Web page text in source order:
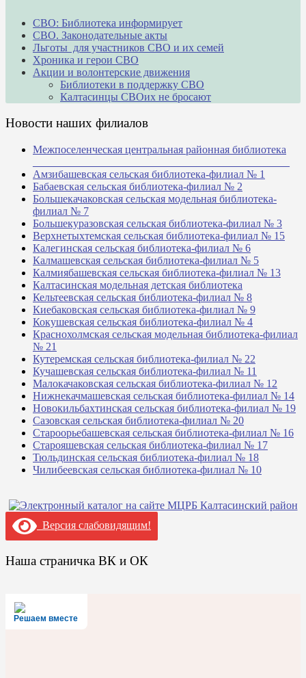
СВО: Библиотека информирует
СВО. Законодательные акты
Льготы для участников СВО и их семей
Хроника и герои СВО
Акции и волонтерские движения
Библиотеки в поддержку СВО
Калтасинцы СВОих не бросают
Новости наших филиалов
Межпоселенческая центральная районная библиотека
Амзибашевская сельская библиотека-филиал № 1
Бабаевская сельская библиотека-филиал № 2
Большекачаковская сельская модельная библиотека-
филиал № 7
Большекуразовская сельская библиотека-филиал № 3
Верхнетыхтемская сельская библиотека-филиал № 15
Калегинская сельская библиотека-филиал № 6
Калмашевская сельская библиотека-филиал № 5
Калмиябашевская сельская библиотека-филиал № 13
Калтасинская модельная детская библиотека
Кельтеевская сельская библиотека-филиал № 8
Киебаковская сельская библиотека-филиал № 9
Кокушевская сельская библиотека-филиал № 4
Краснохолмская сельская модельная библиотека-филиал
№ 21
Кутеремская сельская библиотека-филиал № 22
Кучашевская сельская библиотека-филиал № 11
Малокачаковская сельская библиотека-филиал № 12
Нижнекачмашевская сельская библиотека-филиал № 14
Новокильбахтинская сельская библиотека-филиал № 19
Сазовская сельская библиотека-филиал № 20
Староорьебашевская сельская библиотека-филиал № 16
Старояшевская сельская библиотека-филиал № 17
Тюльдинская сельская библиотека-филиал № 18
Чилибеевская сельская библиотека-филиал № 10
Версия слабовидящим!
Наша страничка ВК и ОК
Решаем вместе